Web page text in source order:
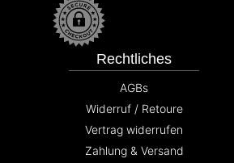
Rechtliches
AGBs
Widerruf / Retoure
Vertrag widerrufen
Zahlung & Versand